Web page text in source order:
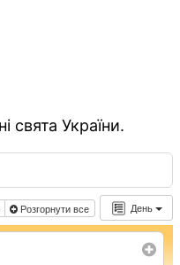
свята України.
День
Розгорнути все